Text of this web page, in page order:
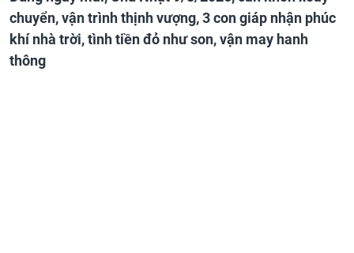
chuyển, vận trình thịnh vượng, 3 con giáp nhận phúc
khí nhà trời, tình tiền đỏ như son, vận may hanh
thông